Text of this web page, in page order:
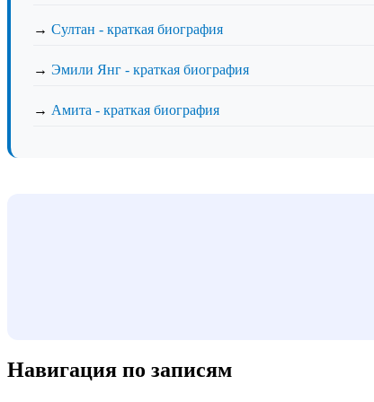
→ Султан - краткая биография
→ Эмили Янг - краткая биография
→ Амита - краткая биография
Навигация по записям